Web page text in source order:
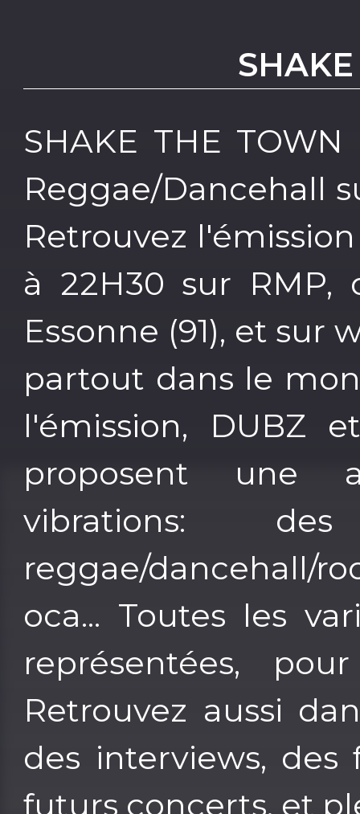
SHAKE THE
Reggae/Dancehall
Retrouvez
à 22H30 sur RMP,
Essonne (91), et sur
partout dans le
l'émission, DUBZ
proposent une
vibrations:
reggae/dancehall/
oca... Toutes les
représentées,
Retrouvez aussi
des interviews, des
futurs concerts, et